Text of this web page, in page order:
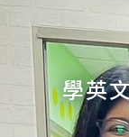
學英